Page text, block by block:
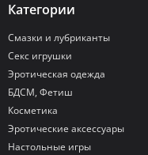
Категории
Смазки и лубриканты
Секс игрушки
Эротическая одежда
БДСМ, Фетиш
Косметика
Эротические аксессуары
Настольные игры